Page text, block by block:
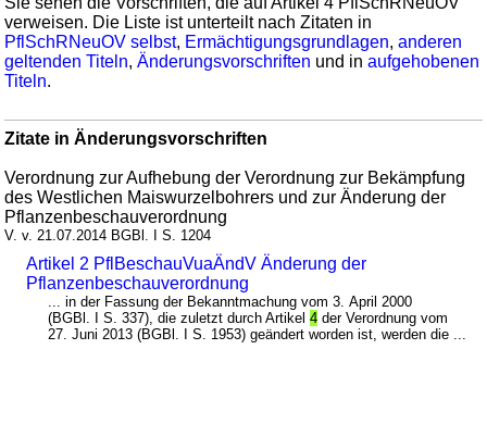
verweisen. Die Liste ist unterteilt nach Zitaten in
PflSchRNeuOV selbst, Ermächtigungsgrundlagen,anderen
geltenden Titeln,Änderungsvorschriften und inaufgehobenen
Titeln.
Zitate in Änderungsvorschriften
Verordnung zur Aufhebung der Verordnung zur Bekämpfung
des Westlichen Maiswurzelbohrers und zur Änderung der
Pflanzenbeschauverordnung
V. v. 21.07.2014 BGBl. I S. 1204
Artikel 2 PflBeschauVuaÄndV Änderung der
Pflanzenbeschauverordnung
... in der Fassung der Bekanntmachung vom 3. April 2000
(BGBl. I S. 337), die zuletzt durch Artikel4 der Verordnung vom
27. Juni 2013 (BGBl. I S. 1953) geändert worden ist, werden die ...